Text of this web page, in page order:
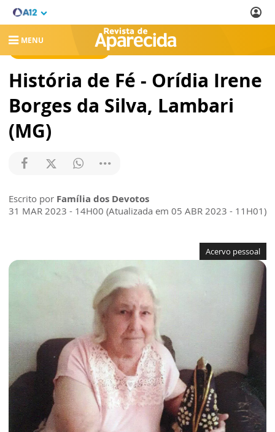
MENU
REVISTA DE APARECIDA
História de Fé - Orídia Irene
Borges da Silva, Lambari
(MG)
Escrito por Família dos Devotos
31 MAR 2023 - 14H00 (Atualizada em 05 ABR 2023 - 11H01)
Acervo pessoal